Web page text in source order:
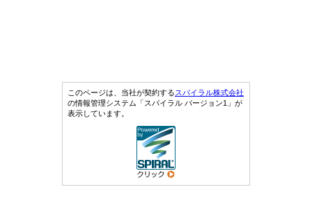
このページは、当社が契約するスパイラル株式会社
の情報管理システム「スパイラル バージョン1」が
表示しています。